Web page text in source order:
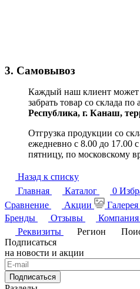
3. Самовывоз
Каждый наш клиент может
забрать товар со склада по
Республика, г. Канаш,
Отгрузка продукции со
ежедневно с 8.00 до 17.00
пятницу, по московскому
Назад к списку
Главная
Каталог 0
Сравнение
Акции Галерея
Бренды
Отзывы Компания
Реквизиты
Регион
Подписаться
на новости и акции
Подписаться